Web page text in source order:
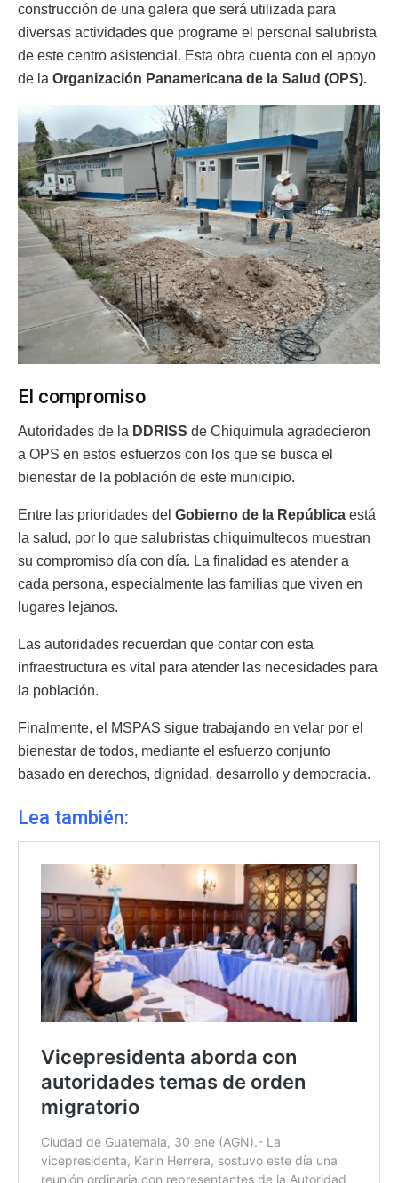
construcción de una galera que será utilizada para
diversas actividades que programe el personal salubrista
de este centro asistencial. Esta obra cuenta con el apoyo
de la Organización Panamericana de la Salud (OPS).
El compromiso
Autoridades de la DDRISS de Chiquimula agradecieron
a OPS en estos esfuerzos con los que se busca el
bienestar de la población de este municipio.
Entre las prioridades del Gobierno de la República está
la salud, por lo que salubristas chiquimultecos muestran
su compromiso día con día. La finalidad es atender a
cada persona, especialmente las familias que viven en
lugares lejanos.
Las autoridades recuerdan que contar con esta
infraestructura es vital para atender las necesidades para
la población.
Finalmente, el MSPAS sigue trabajando en velar por el
bienestar de todos, mediante el esfuerzo conjunto
basado en derechos, dignidad, desarrollo y democracia.
Lea también: